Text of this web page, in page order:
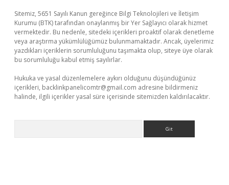
Sitemiz, 5651 Sayılı Kanun gereğince Bilgi Teknolojileri ve İletişim
Kurumu (BTK) tarafından onaylanmış bir Yer Sağlayıcı olarak hizmet
vermektedir. Bu nedenle, sitedeki içerikleri proaktif olarak denetleme
veya araştırma yükümlülüğümüz bulunmamaktadır. Ancak, üyelerimiz
yazdıkları içeriklerin sorumluluğunu taşımakta olup, siteye üye olarak
bu sorumluluğu kabul etmiş sayılırlar.
Hukuka ve yasal düzenlemelere aykırı olduğunu düşündüğünüz
içerikleri, backlinkpanelicomtr@gmail.com adresine bildirmeniz
halinde, ilgili içerikler yasal süre içerisinde sitemizden kaldırılacaktır.